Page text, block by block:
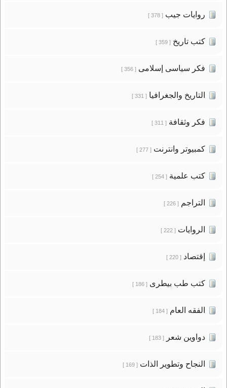
روايات جيب[ 378 ]
كتب تاريخ[ 359 ]
فكر سياسى إسلامى[ 356 ]
التاريخ والجغرافيا[ 331 ]
فكر وثقافة[ 311 ]
كمبيوتر وانترنت[ 277 ]
كتب علمية[ 254 ]
التراجم[ 226 ]
الروايات[ 222 ]
إقتصاد[ 220 ]
كتب طب بيطرى[ 186 ]
الفقه العام[ 184 ]
دواوين شعر[ 183 ]
النجاح وتطوير الذات[ 169 ]